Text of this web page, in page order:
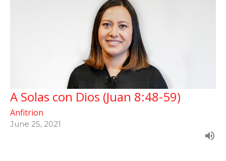
A Solas con Dios (Juan 8:48-59)
Anfitrion
June 25, 2021